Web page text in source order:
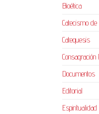
Bioética
Catecismo
Catequesis
Documentos
Editorial
Espiritualidad